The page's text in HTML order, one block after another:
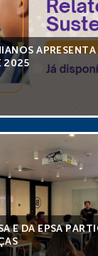
2025
E DA EPSA